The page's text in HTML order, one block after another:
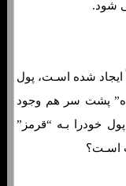
شود.
شده اسـت، پول
پشت سر هم وجود
خودرا بـه “قرمز”
اسـت؟